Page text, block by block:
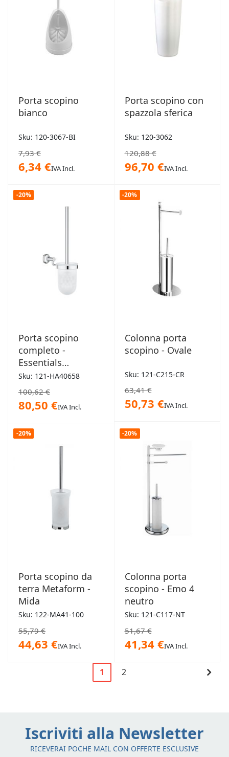
Porta scopino
bianco
Sku: 120-3067-BI
7,93 €
6,34 €IVA Incl.
Porta scopino con
spazzola sferica
Sku: 120-3062
120,88 €
96,70 €IVA Incl.
-20%
Porta scopino
completo -
Essentials
Authentic
Sku: 121-HA40658
100,62 €
80,50 €IVA Incl.
-20%
Colonna porta
scopino - Ovale
Sku: 121-C215-CR
63,41 €
50,73 €IVA Incl.
-20%
Porta scopino da
terra Metaform -
Mida
Sku: 122-MA41-100
55,79 €
44,63 €IVA Incl.
-20%
Colonna porta
scopino - Emo 4
neutro
Sku: 121-C117-NT
51,67 €
41,34 €IVA Incl.
Pagina
Attualmente
la
pagina
1 Pagina
2
Iscriviti alla Newsletter
RICEVERAI POCHE MAIL CON OFFERTE ESCLUSIVE